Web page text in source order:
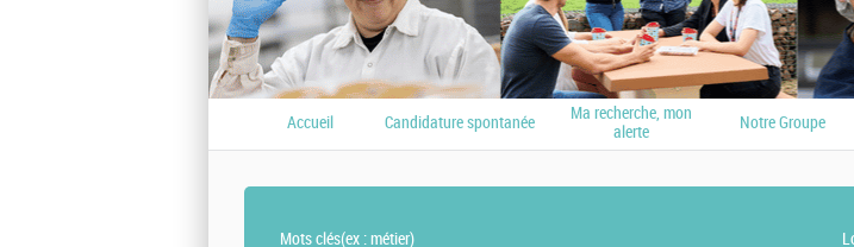
Accueil Candidature spontanée
Ma recherche, mon
alerte
Notre Groupe
Mots clés(ex : métier)